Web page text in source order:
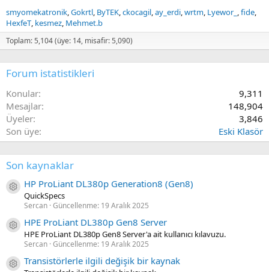
smyomekatronik Gokrtl ByTEK ckocagil ay_erdi wrtm Lyewor_
fide
HexfeT kesmez Mehmet.b
Toplam: 5,104 (üye: 14, misafir: 5,090)
Forum istatistikleri
Konular
9,311
Mesajlar
148,904
Üyeler
3,846
Son üye
Eski Klasör
Son kaynaklar
Kaynak ikon/amblem
HP ProLiant DL380p Generation8 (Gen8)
QuickSpecs
Sercan Güncellenme: 19 Aralık 2025
Kaynak ikon/amblem
HPE ProLiant DL380p Gen8 Server
HPE ProLiant DL380p Gen8 Server'a ait kullanıcı kılavuzu.
Sercan Güncellenme: 19 Aralık 2025
Kaynak ikon/amblem
Transistörlerle ilgili değişik bir kaynak